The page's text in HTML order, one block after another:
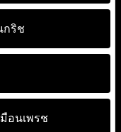
กริช
อนเพรช